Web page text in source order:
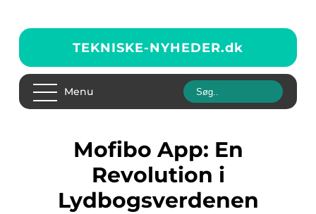
TEKNISKE-NYHEDER.dk
Menu
Mofibo App: En
Revolution i
Lydbogsverdenen